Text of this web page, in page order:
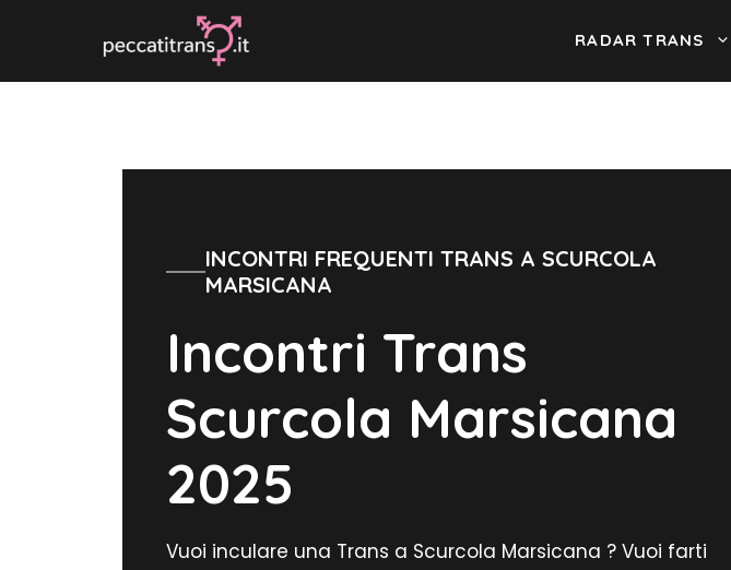
RADAR TRANS
INCONTRI FREQUENTI TRANS A SCURCOLA
MARSICANA
Incontri Trans
Scurcola Marsicana
2025
Vuoi inculare una Trans a Scurcola Marsicana ? Vuoi farti